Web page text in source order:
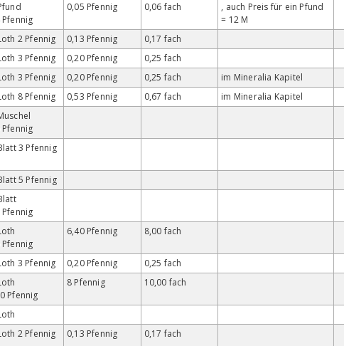
Pfennig
0,05 Pfennig 0,06 fach
, auch Preis für ein Pfund
= 12 M
2 Pfennig 0,13 Pfennig
0,17 fach
3 Pfennig 0,20 Pfennig
0,25 fach
3 Pfennig 0,20 Pfennig 0,25 fach
im Mineralia Kapitel
8 Pfennig 0,53 Pfennig 0,67 fach
im Mineralia Kapitel
Pfennig
3 Pfennig
5 Pfennig
Pfennig
Pfennig
6,40 Pfennig 8,00 fach
3 Pfennig 0,20 Pfennig
0,25 fach
Pfennig
8 Pfennig 10,00 fach
2 Pfennig 0,13 Pfennig 0,17 fach